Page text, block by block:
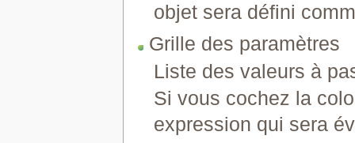
objet sera défini
Grille des paramètres
Liste des valeurs à
Si vous cochez la
expression qui sera